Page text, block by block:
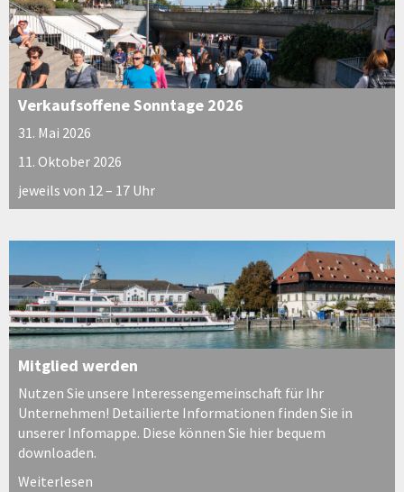
Verkaufsoffene Sonntage 2026
31. Mai 2026
11. Oktober 2026
jeweils von 12 – 17 Uhr
Mitglied werden
Nutzen Sie unsere Interessengemeinschaft für Ihr
Unternehmen! Detailierte Informationen finden Sie in
unserer Infomappe. Diese können Sie hier bequem
downloaden.
Weiterlesen